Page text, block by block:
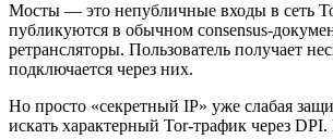
Мосты — это непубличные входы в сеть
публикуются в обычном consensus-
ретрансляторы. Пользователь получает
подключается через них.
Но просто «секретный IP» уже слабая
искать характерный Tor-трафик через